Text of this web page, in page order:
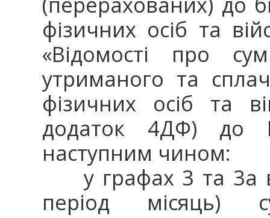
фізичних осіб та
«Відомості про
утриманого та
фізичних осіб та
додаток 4ДФ) до
наступним чином:
у графах 3 та 3а
період місяць)